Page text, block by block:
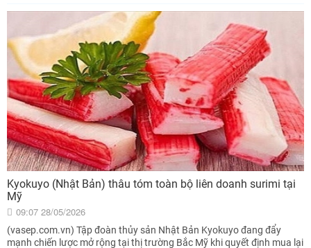
Kyokuyo (Nhật Bản) thâu tóm toàn bộ liên doanh surimi tại
Mỹ
09:07 28/05/2026
(vasep.com.vn) Tập đoàn thủy sản Nhật Bản Kyokuyo đang đẩy
mạnh chiến lược mở rộng tại thị trường Bắc Mỹ khi quyết định mua lại